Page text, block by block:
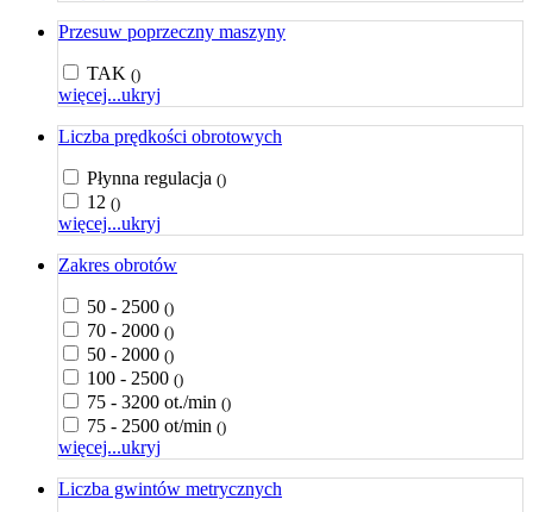
Przesuw poprzeczny maszyny
TAK ()
więcej...ukryj
Liczba prędkości obrotowych
Płynna regulacja ()
12 ()
więcej...ukryj
Zakres obrotów
50 - 2500 ()
70 - 2000 ()
50 - 2000 ()
100 - 2500 ()
75 - 3200 ot./min ()
75 - 2500 ot/min ()
więcej...ukryj
Liczba gwintów metrycznych